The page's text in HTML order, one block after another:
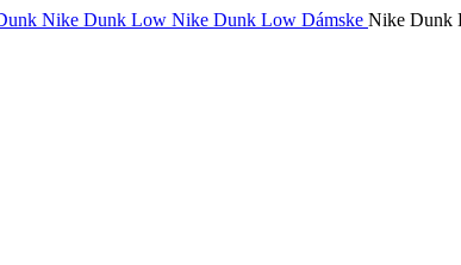
Nike Dunk Low Nike Dunk Low Dámske Nike Dunk